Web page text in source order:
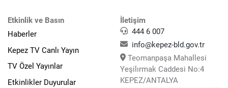
Etkinlik ve Basın
Haberler
Kepez TV Canlı Yayın
TV Özel Yayınlar
Etkinlikler Duyurular
İletişim
444 6 007
info@kepez-bld.gov.tr
Teomanpaşa Mahallesi
Yeşilırmak Caddesi No:4
KEPEZ/ANTALYA